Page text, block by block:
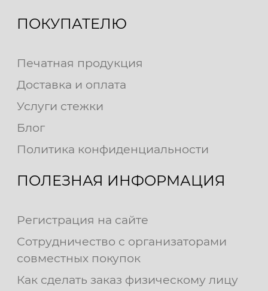
ПОКУПАТЕЛЮ
Печатная продукция
Доставка и оплата
Услуги стежки
Блог
Политика конфиденциальности
ПОЛЕЗНАЯ ИНФОРМАЦИЯ
Регистрация на сайте
Сотрудничество с организаторами
совместных покупок
Как сделать заказ физическому лицу